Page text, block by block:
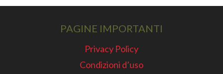
COSTI
PAGINE IMPORTANTI
Privacy Policy
Condizioni d’uso